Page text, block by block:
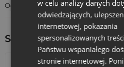
Odpowiedzialność za produkt
Sprawdź inne ciekawe
w celu analizy danych
odwiedzających,
internetowej, pokazania
spersonalizowanych
Państwu wspaniałego
stronie internetowej.